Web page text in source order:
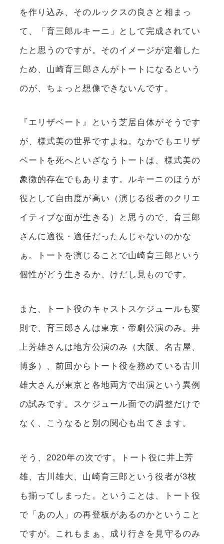
を作り込み、そのルックスの良さと相まっ
て、「育三郎ルキーニ」として完成されてい
たと思うのですが。そのイメージが定着した
ため、山崎育三郎さんがトートになるという
のが、ちょっと想像できないんです。
『エリザベート』という芝居自体がそうです
が、様式美の世界ですよね。なかでもエリザ
ベートを死へといざなうトートは、様式美の
象徴的存在でもあります。ルキーニのほうが
役として自由度が高い（演じる役者のクリエ
イティブな面が生きる）と思うので、育三郎
さんに適役・適任だったんじゃないのかな
ぁ。トートを演じることで山崎育三郎という
個性がどう生きるか、けだし見ものです。
また、トート役のキャストスケジュールも変
則で、育三郎さんは東京・帝劇公演のみ。井
上芳雄さんは地方公演のみ（大阪、名古屋、
博多）、前回からトート役を務めている古川
雄大さんが東京と各地両方で出演という異例
の試みです。スケジュール面での調整だけで
なく、こうなると別の関心も出てきます。
そう、2020年の次です。トート役に井上芳
雄、古川雄大、山崎育三郎という役者が3枚
も揃ってしまった。ということは、トート役
で「あの人」の再登板があるのかということ
ですが。これもまぁ、成り行きを見守るのみ